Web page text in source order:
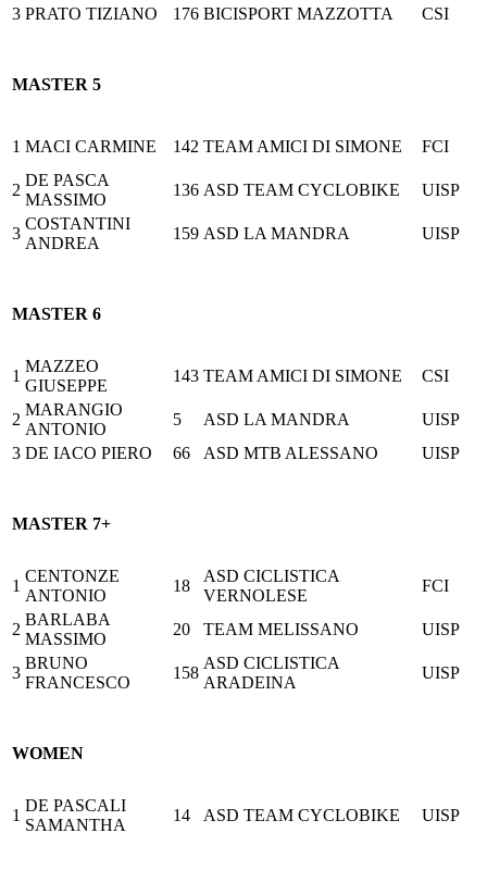
3 PRATO TIZIANO 176 BICISPORT MAZZOTTA CSI
MASTER 5
1 MACI CARMINE 142 TEAM AMICI DI SIMONE FCI
2
DE PASCA
MASSIMO
136 ASD TEAM CYCLOBIKE UISP
3
COSTANTINI
ANDREA
159 ASD LA MANDRA UISP
MASTER 6
1
MAZZEO
GIUSEPPE
143 TEAM AMICI DI SIMONE CSI
2
MARANGIO
ANTONIO
5 ASD LA MANDRA
UISP
3 DE IACO PIERO 66 ASD MTB ALESSANO UISP
MASTER 7+
1
CENTONZE
ANTONIO
18
ASD CICLISTICA
VERNOLESE
FCI
2
BARLABA
MASSIMO
20 TEAM MELISSANO UISP
3
BRUNO
FRANCESCO
158
ASD CICLISTICA
ARADEINA
UISP
WOMEN
1
DE PASCALI
SAMANTHA
14 ASD TEAM CYCLOBIKE UISP